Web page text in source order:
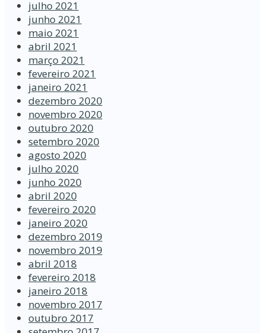
julho 2021
junho 2021
maio 2021
abril 2021
março 2021
fevereiro 2021
janeiro 2021
dezembro 2020
novembro 2020
outubro 2020
setembro 2020
agosto 2020
julho 2020
junho 2020
abril 2020
fevereiro 2020
janeiro 2020
dezembro 2019
novembro 2019
abril 2018
fevereiro 2018
janeiro 2018
novembro 2017
outubro 2017